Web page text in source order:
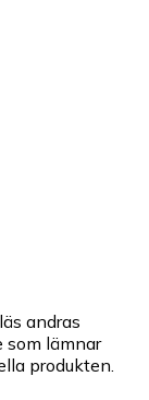
andras
som lämnar
produkten.